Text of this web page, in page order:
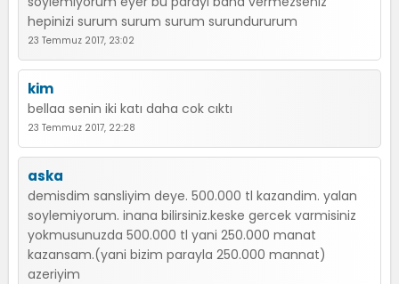
hepinizi surum surum surum surundururum
23 Temmuz 2017, 23:02
kim
bellaa senin iki katı daha cok cıktı
23 Temmuz 2017, 22:28
aska
demisdim sansliyim deye. 500.000 tl kazandim. yalan
soylemiyorum. inana bilirsiniz.keske gercek varmisiniz
yokmusunuzda 500.000 tl yani 250.000 manat
kazansam.(yani bizim parayla 250.000 mannat)
azeriyim